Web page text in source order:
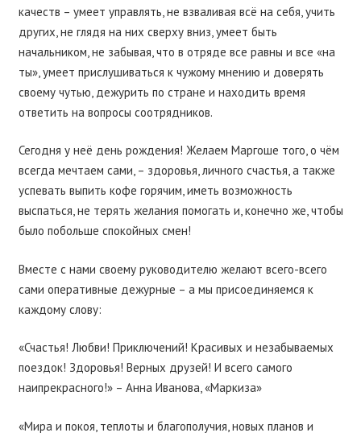
качеств – умеет управлять, не взваливая всё на себя, учить
других, не глядя на них сверху вниз, умеет быть
начальником, не забывая, что в отряде все равны и все «на
ты», умеет прислушиваться к чужому мнению и доверять
своему чутью, дежурить по стране и находить время
ответить на вопросы соотрядников.
Сегодня у неё день рождения! Желаем Маргоше того, о чём
всегда мечтаем сами, – здоровья, личного счастья, а также
успевать выпить кофе горячим, иметь возможность
выспаться, не терять желания помогать и, конечно же, чтобы
было побольше спокойных смен!
Вместе с нами своему руководителю желают всего-всего
сами оперативные дежурные – а мы присоединяемся к
каждому слову:
«Счастья! Любви! Приключений! Красивых и незабываемых
поездок! Здоровья! Верных друзей! И всего самого
наипрекрасного!» – Анна Иванова, «Маркиза»
«Мира и покоя, теплоты и благополучия, новых планов и